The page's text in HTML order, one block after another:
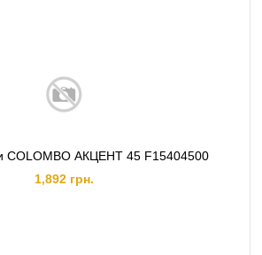
COLOMBO АКЦЕНТ 45 F15404500
1,892 грн.